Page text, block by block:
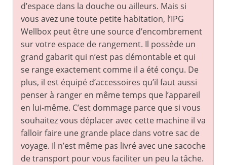
d’espace dans la douche ou ailleurs. Mais si
vous avez une toute petite habitation, l’IPG
Wellbox peut être une source d’encombrement
sur votre espace de rangement. Il possède un
grand gabarit qui n’est pas démontable et qui
se range exactement comme il a été conçu. De
plus, il est équipé d’accessoires qu’il faut aussi
penser à ranger en même temps que l’appareil
en lui-même. C’est dommage parce que si vous
souhaitez vous déplacer avec cette machine il va
falloir faire une grande place dans votre sac de
voyage. Il n’est même pas livré avec une sacoche
de transport pour vous faciliter un peu la tâche.